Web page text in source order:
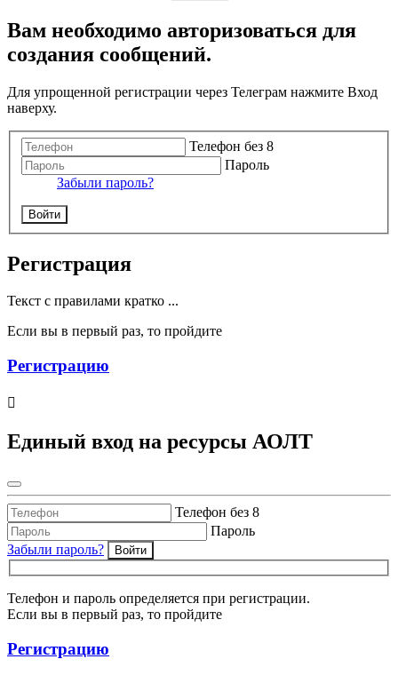
Вам необходимо авторизоваться для
создания сообщений.
Для упрощенной регистрации через Телеграм нажмите Вход
наверху.
Телефон без 8
Пароль
Забыли пароль?
Войти
Регистрация
Текст с правилами кратко ...
Если вы в первый раз, то пройдите
Регистрацию
Единый вход на ресурсы АОЛТ
Телефон без 8
Пароль
Забыли пароль?
Войти
Телефон и пароль определяется при регистрации.
Если вы в первый раз, то пройдите
Регистрацию